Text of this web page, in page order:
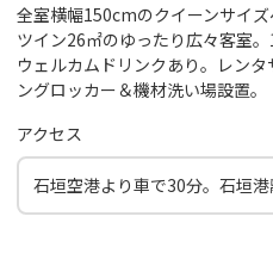
全室横幅150cmのクイーンサイズ
ツイン26㎡のゆったり広々客室
ウェルカムドリンクあり。レン
ングロッカー＆機材洗い場設置。
アクセス
石垣空港より車で30分。石垣港